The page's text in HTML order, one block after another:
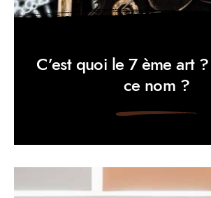
C’est quoi le 7 ème art
ce nom ?